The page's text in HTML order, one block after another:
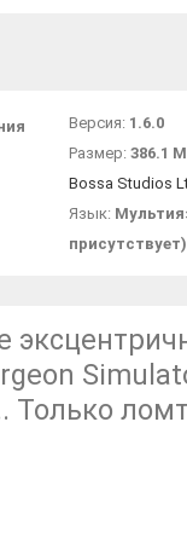
Версия: 1.6.0
Размер: 386.1
Bossa Studios
Язык:
присутствует)
Только